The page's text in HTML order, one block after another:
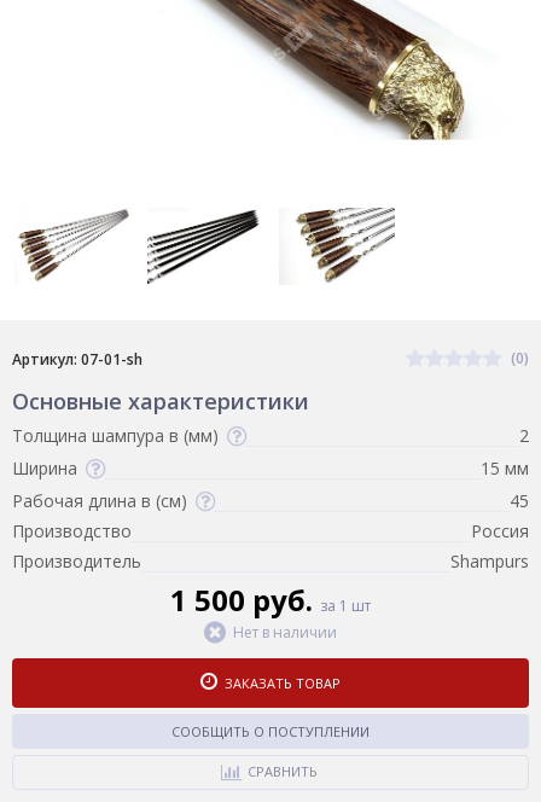
Артикул: 07-01-sh (0)
Основные характеристики
Толщина шампура в (мм)
2
Ширина
15 мм
Рабочая длина в (см)
45
Производство
Россия
Производитель
Shampurs
1 500 руб. за 1 шт
Нет в наличии
ЗАКАЗАТЬ ТОВАР
СООБЩИТЬ О ПОСТУПЛЕНИИ
СРАВНИТЬ